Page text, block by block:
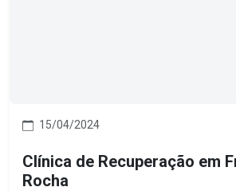
15/04/2024
Clínica de Recuperação em
Rocha